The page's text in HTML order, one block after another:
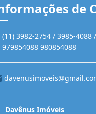
de
(11) 3982-2754 / 3985-4088
979854088 980854088
Davênus Imóveis